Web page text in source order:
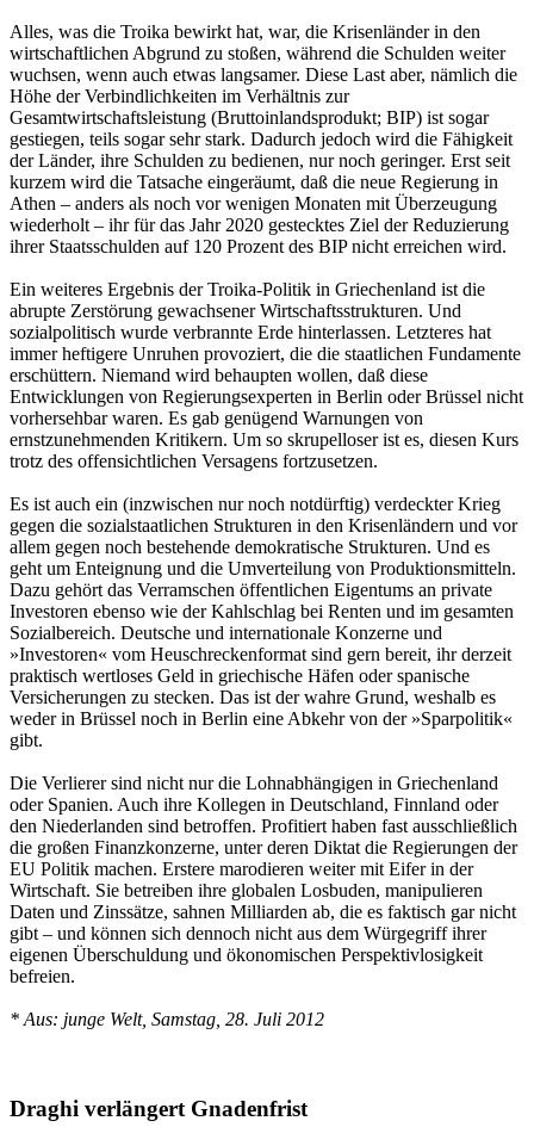
Alles, was die Troika bewirkt hat, war, die Krisenländer in den
wirtschaftlichen Abgrund zu stoßen, während die Schulden weiter
wuchsen, wenn auch etwas langsamer. Diese Last aber, nämlich die
Höhe der Verbindlichkeiten im Verhältnis zur
Gesamtwirtschaftsleistung (Bruttoinlandsprodukt; BIP) ist sogar
gestiegen, teils sogar sehr stark. Dadurch jedoch wird die Fähigkeit
der Länder, ihre Schulden zu bedienen, nur noch geringer. Erst seit
kurzem wird die Tatsache eingeräumt, daß die neue Regierung in
Athen – anders als noch vor wenigen Monaten mit Überzeugung
wiederholt – ihr für das Jahr 2020 gestecktes Ziel der Reduzierung
ihrer Staatsschulden auf 120 Prozent des BIP nicht erreichen wird.
Ein weiteres Ergebnis der Troika-Politik in Griechenland ist die
abrupte Zerstörung gewachsener Wirtschaftsstrukturen. Und
sozialpolitisch wurde verbrannte Erde hinterlassen. Letzteres hat
immer heftigere Unruhen provoziert, die die staatlichen Fundamente
erschüttern. Niemand wird behaupten wollen, daß diese
Entwicklungen von Regierungsexperten in Berlin oder Brüssel nicht
vorhersehbar waren. Es gab genügend Warnungen von
ernstzunehmenden Kritikern. Um so skrupelloser ist es, diesen Kurs
trotz des offensichtlichen Versagens fortzusetzen.
Es ist auch ein (inzwischen nur noch notdürftig) verdeckter Krieg
gegen die sozialstaatlichen Strukturen in den Krisenländern und vor
allem gegen noch bestehende demokratische Strukturen. Und es
geht um Enteignung und die Umverteilung von Produktionsmitteln.
Dazu gehört das Verramschen öffentlichen Eigentums an private
Investoren ebenso wie der Kahlschlag bei Renten und im gesamten
Sozialbereich. Deutsche und internationale Konzerne und
»Investoren« vom Heuschreckenformat sind gern bereit, ihr derzeit
praktisch wertloses Geld in griechische Häfen oder spanische
Versicherungen zu stecken. Das ist der wahre Grund, weshalb es
weder in Brüssel noch in Berlin eine Abkehr von der »Sparpolitik«
gibt.
Die Verlierer sind nicht nur die Lohnabhängigen in Griechenland
oder Spanien. Auch ihre Kollegen in Deutschland, Finnland oder
den Niederlanden sind betroffen. Profitiert haben fast ausschließlich
die großen Finanzkonzerne, unter deren Diktat die Regierungen der
EU Politik machen. Erstere marodieren weiter mit Eifer in der
Wirtschaft. Sie betreiben ihre globalen Losbuden, manipulieren
Daten und Zinssätze, sahnen Milliarden ab, die es faktisch gar nicht
gibt – und können sich dennoch nicht aus dem Würgegriff ihrer
eigenen Überschuldung und ökonomischen Perspektivlosigkeit
befreien.
* Aus: junge Welt, Samstag, 28. Juli 2012
Draghi verlängert Gnadenfrist